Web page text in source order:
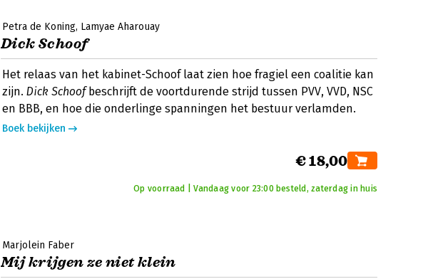
Petra de Koning Lamyae Aharouay
Dick Schoof
Het relaas van het kabinet-Schoof laat zien hoe fragiel een coalitie kan
zijn. Dick Schoofbeschrijft de voortdurende strijd tussen PVV, VVD, NSC
en BBB, en hoe die onderlinge spanningen het bestuur verlamden.
Boek bekijken
€ 18,00
Op voorraad | Vandaag voor 23:00 besteld, zaterdag in huis
Marjolein Faber
Mij krijgen ze niet klein